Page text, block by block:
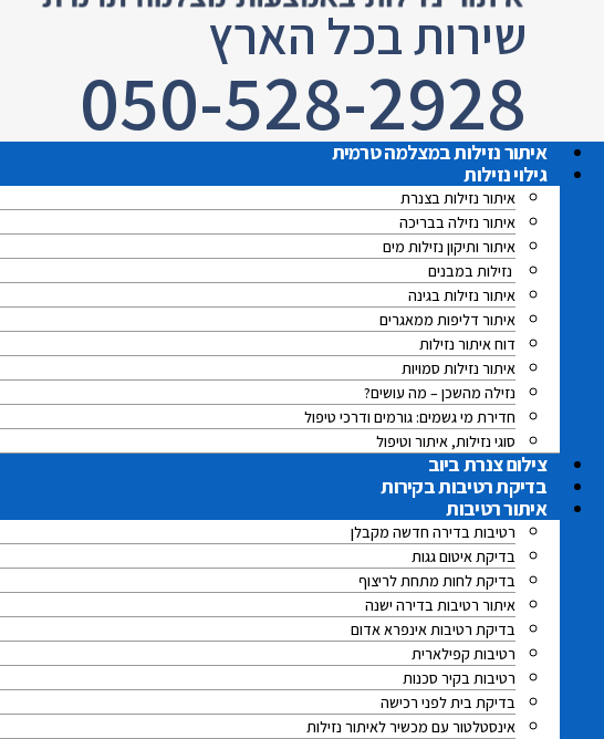
שירות בכל הארץ
050-528-2928
איתור נזילות במצלמה טרמית
גילוי נזילות
איתור נזילות בצנרת
איתור נזילה בבריכה
איתור ותיקון נזילות מים
נזילות במבנים
איתור נזילות בגינה
איתור דליפות ממאגרים
דוח איתור נזילות
איתור נזילות סמויות
נזילה מהשכן – מה עושים?
חדירת מי גשמים: גורמים ודרכי טיפול
סוגי נזילות, איתור וטיפול
צילום צנרת ביוב
בדיקת רטיבות בקירות
איתור רטיבות
רטיבות בדירה חדשה מקבלן
בדיקת איטום גגות
בדיקת לחות מתחת לריצוף
איתור רטיבות בדירה ישנה
בדיקת רטיבות אינפרא אדום
רטיבות קפילארית
רטיבות בקיר סכנות
בדיקת בית לפני רכישה
אינסטלטור עם מכשיר לאיתור נזילות